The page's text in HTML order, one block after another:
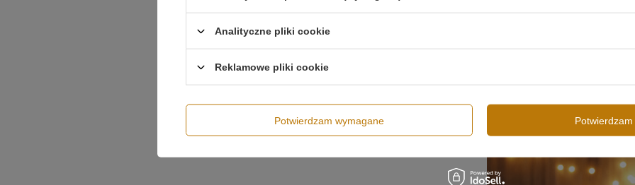
Biała ciepła 3000 kelwinów Więcej
Analityczne pliki cookie
Reklamowe pliki cookie
Potwierdzam wymagane